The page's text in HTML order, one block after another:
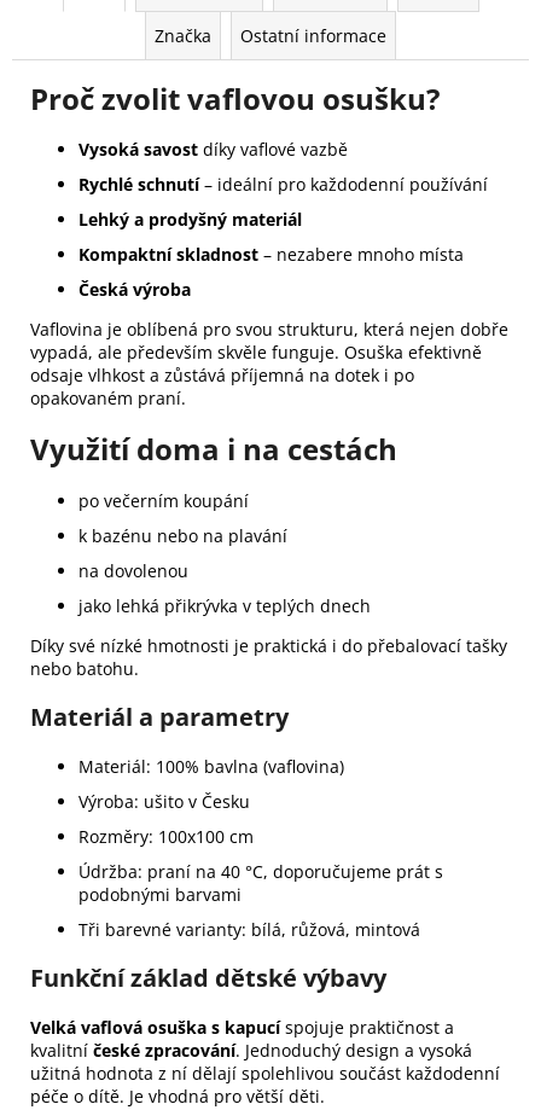
Značka Ostatní informace
Proč zvolit vaflovou osušku?
Vysoká savost díky vaflové vazbě
Rychlé schnutí– ideální pro každodenní používání
Lehký a prodyšný materiál
Kompaktní skladnost – nezabere mnoho místa
Česká výroba
Vaflovina je oblíbená pro svou strukturu, která nejen dobře
vypadá, ale především skvěle funguje. Osuška efektivně
odsaje vlhkost a zůstává příjemná na dotek i po
opakovaném praní.
Využití doma i na cestách
po večerním koupání
k bazénu nebo na plavání
na dovolenou
jako lehká přikrývka v teplých dnech
Díky své nízké hmotnosti je praktická i do přebalovací tašky
nebo batohu.
Materiál a parametry
Materiál: 100% bavlna (vaflovina)
Výroba: ušito v Česku
Rozměry: 100x100 cm
Údržba: praní na 40 °C, doporučujeme prát s
podobnými barvami
Tři barevné varianty: bílá, růžová, mintová
Funkční základ dětské výbavy
Velká vaflová osuška s kapucíspojuje praktičnost a
kvalitní české zpracování. Jednoduchý design a vysoká
užitná hodnota z ní dělají spolehlivou součást každodenní
péče o dítě. Je vhodná pro větší děti.